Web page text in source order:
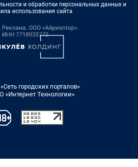
и обработки персональных данных и
использования сайта
городских порталов»
«Интернет Технологии»